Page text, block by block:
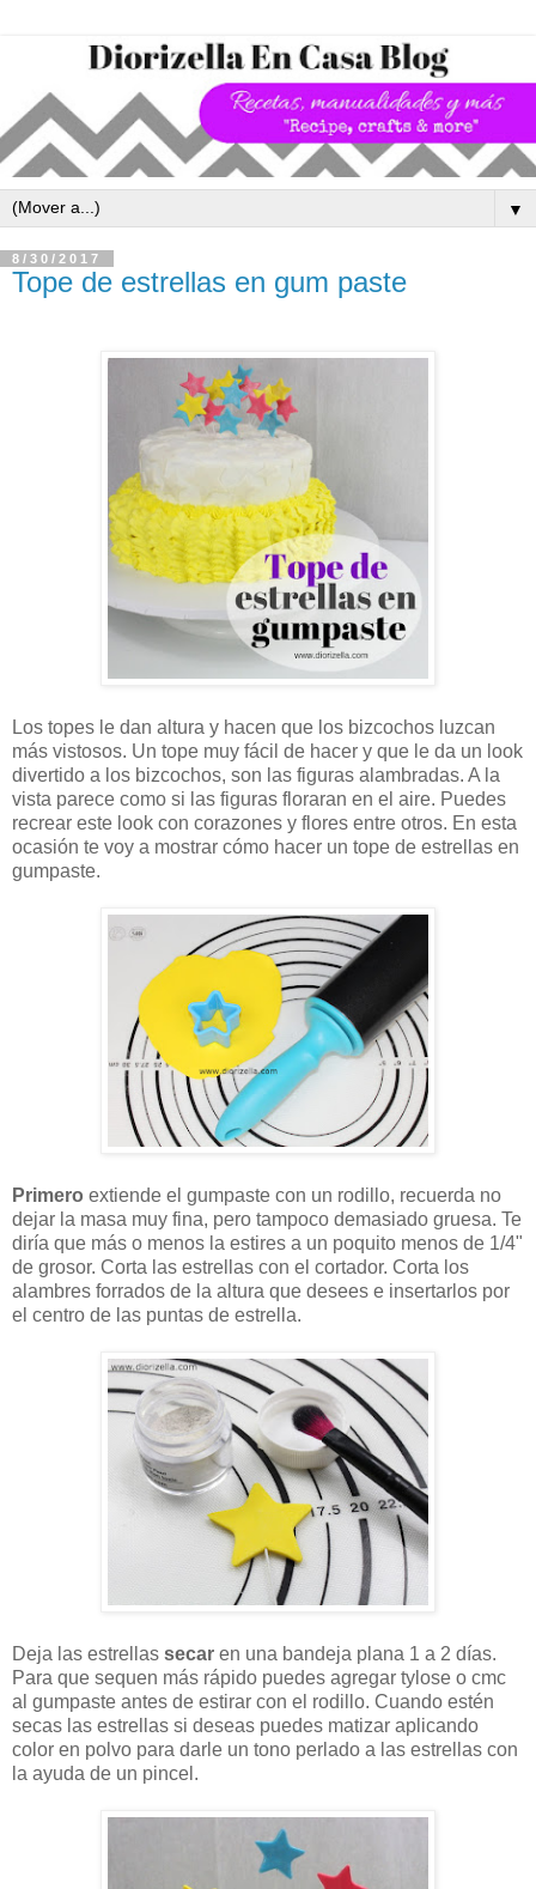
▼
8/30/2017
Tope de estrellas en gum paste
Los topes le dan altura y hacen que los bizcochos luzcan
más vistosos. Un tope muy fácil de hacer y que le da un look
divertido a los bizcochos, son las figuras alambradas. A la
vista parece como si las figuras floraran en el aire. Puedes
recrear este look con corazones y flores entre otros. En esta
ocasión te voy a mostrar cómo hacer un tope de estrellas en
gumpaste.
Primero extiende el gumpaste con un rodillo, recuerda no
dejar la masa muy fina, pero tampoco demasiado gruesa. Te
diría que más o menos la estires a un poquito menos de 1/4"
de grosor. Corta las estrellas con el cortador. Corta los
alambres forrados de la altura que desees e insertarlos por
el centro de las puntas de estrella.
Deja las estrellas secar en una bandeja plana 1 a 2 días.
Para que sequen más rápido puedes agregar tylose o cmc
al gumpaste antes de estirar con el rodillo. Cuando estén
secas las estrellas si deseas puedes matizar aplicando
color en polvo para darle un tono perlado a las estrellas con
la ayuda de un pincel.